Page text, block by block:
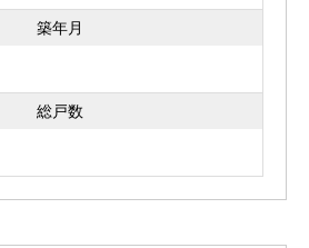
築年月
総戸数